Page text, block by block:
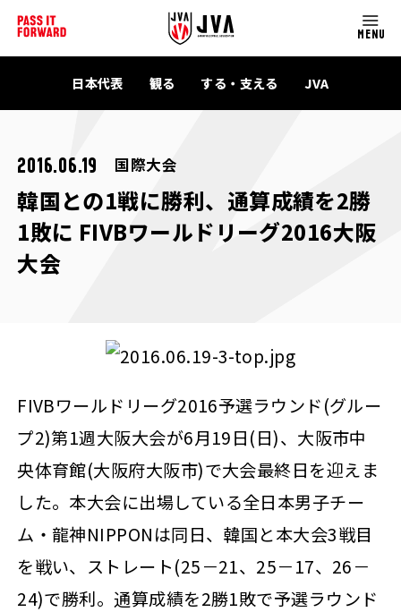
MENU
日本代表 観る する・支える JVA
2016.06.19 国際大会
韓国との1戦に勝利、通算成績を2勝
1敗に FIVBワールドリーグ2016大阪
大会
FIVBワールドリーグ2016予選ラウンド(グルー
プ2)第1週大阪大会が6月19日(日)、大阪市中
央体育館(大阪府大阪市)で大会最終日を迎えま
した。本大会に出場している全日本男子チー
ム・龍神NIPPONは同日、韓国と本大会3戦目
を戦い、ストレート(25－21、25－17、26－
24)で勝利。通算成績を2勝1敗で予選ラウンド